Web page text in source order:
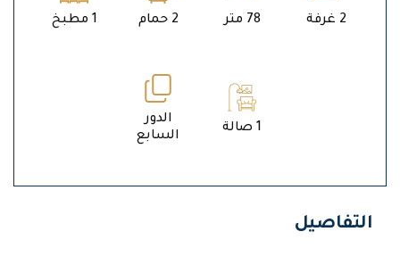
2 غرفة 78 متر 2 حمام 1 مطبخ
1 صالة
الدور
السابع
التفاصيل